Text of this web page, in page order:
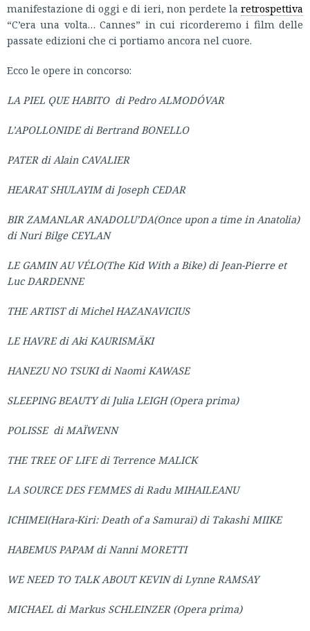
manifestazione di oggi e di ieri, non perdete la retrospettiva
“C’era una volta… Cannes” in cui ricorderemo i film delle
passate edizioni che ci portiamo ancora nel cuore.
Ecco le opere in concorso:
LA PIEL QUE HABITO di Pedro ALMODÓVAR
L’APOLLONIDE di Bertrand BONELLO
PATER di Alain CAVALIER
HEARAT SHULAYIM di Joseph CEDAR
BIR ZAMANLAR ANADOLU’DA(Once upon a time in Anatolia)
di Nuri Bilge CEYLAN
LE GAMIN AU VÉLO(The Kid With a Bike) di Jean-Pierre et
Luc DARDENNE
THE ARTIST di Michel HAZANAVICIUS
LE HAVRE di Aki KAURISMÄKI
HANEZU NO TSUKI di Naomi KAWASE
SLEEPING BEAUTY di Julia LEIGH (Opera prima)
POLISSE di MAÏWENN
THE TREE OF LIFE di Terrence MALICK
LA SOURCE DES FEMMES di Radu MIHAILEANU
ICHIMEI(Hara-Kiri: Death of a Samuraï) di Takashi MIIKE
HABEMUS PAPAM di Nanni MORETTI
WE NEED TO TALK ABOUT KEVIN di Lynne RAMSAY
MICHAEL di Markus SCHLEINZER (Opera prima)